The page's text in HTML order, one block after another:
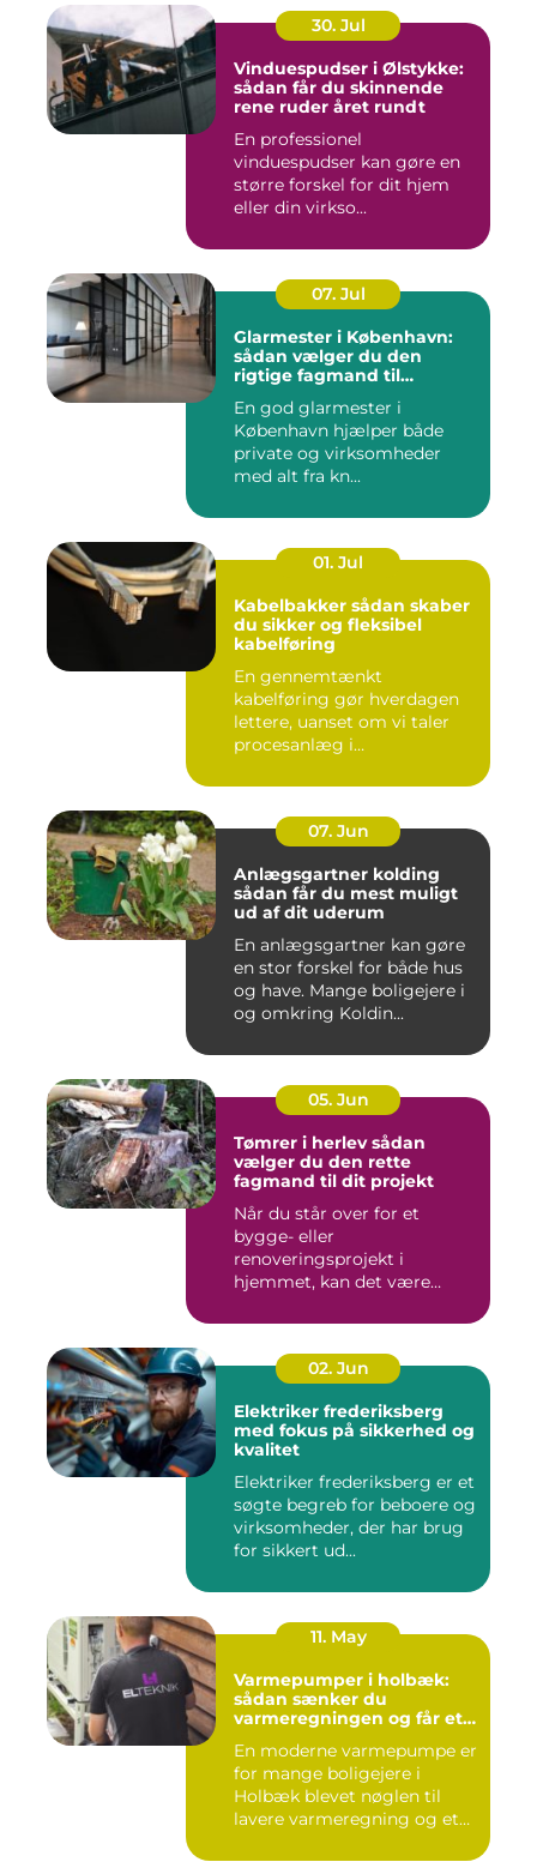
30. Jul
Vinduespudser i Ølstykke:
sådan får du skinnende
rene ruder året rundt
En professionel
vinduespudser kan gøre en
større forskel for dit hjem
eller din virkso...
07. Jul
Glarmester i København:
sådan vælger du den
rigtige fagmand til
En god glarmester i
København hjælper både
private og virksomheder
med alt fra kn...
01. Jul
Kabelbakker sådan skaber
du sikker og fleksibel
kabelføring
En gennemtænkt
kabelføring gør hverdagen
lettere, uanset om vi taler
procesanlæg i
07. Jun
Anlægsgartner kolding
sådan får du mest muligt
ud af dit uderum
En anlægsgartner kan gøre
en stor forskel for både hus
og have. Mange boligejere i
og omkring Koldin...
05. Jun
Tømrer i herlev sådan
vælger du den rette
fagmand til dit projekt
Når du står over for et
bygge- eller
renoveringsprojekt i
hjemmet, kan det være
02. Jun
Elektriker frederiksberg
med fokus på sikkerhed og
kvalitet
Elektriker frederiksberg er et
søgte begreb for beboere og
virksomheder, der har brug
for sikkert ud...
11. May
Varmepumper i holbæk:
sådan sænker du
varmeregningen og får et
En moderne varmepumpe er
for mange boligejere i
Holbæk blevet nøglen til
lavere varmeregning og et